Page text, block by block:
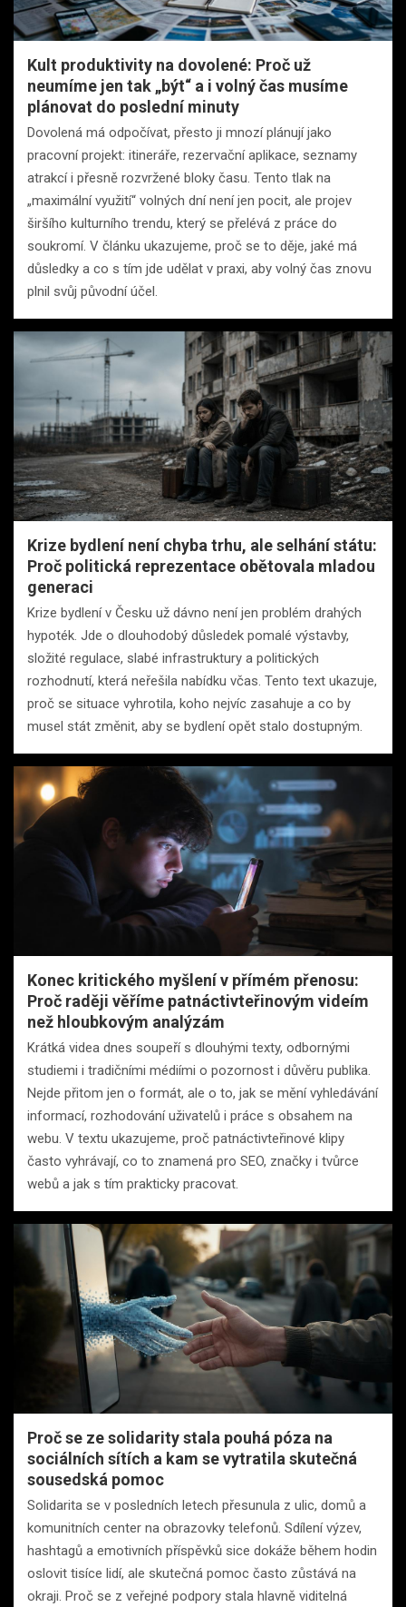
Kult produktivity na dovolené: Proč už
neumíme jen tak „být“ a i volný čas musíme
plánovat do poslední minuty
Dovolená má odpočívat, přesto ji mnozí plánují jako
pracovní projekt: itineráře, rezervační aplikace, seznamy
atrakcí i přesně rozvržené bloky času. Tento tlak na
„maximální využití“ volných dní není jen pocit, ale projev
širšího kulturního trendu, který se přelévá z práce do
soukromí. V článku ukazujeme, proč se to děje, jaké má
důsledky a co s tím jde udělat v praxi, aby volný čas znovu
plnil svůj původní účel.
Krize bydlení není chyba trhu, ale selhání státu:
Proč politická reprezentace obětovala mladou
generaci
Krize bydlení v Česku už dávno není jen problém drahých
hypoték. Jde o dlouhodobý důsledek pomalé výstavby,
složité regulace, slabé infrastruktury a politických
rozhodnutí, která neřešila nabídku včas. Tento text ukazuje,
proč se situace vyhrotila, koho nejvíc zasahuje a co by
musel stát změnit, aby se bydlení opět stalo dostupným.
Konec kritického myšlení v přímém přenosu:
Proč raději věříme patnáctivteřinovým videím
než hloubkovým analýzám
Krátká videa dnes soupeří s dlouhými texty, odbornými
studiemi i tradičními médiími o pozornost i důvěru publika.
Nejde přitom jen o formát, ale o to, jak se mění vyhledávání
informací, rozhodování uživatelů i práce s obsahem na
webu. V textu ukazujeme, proč patnáctivteřinové klipy
často vyhrávají, co to znamená pro SEO, značky i tvůrce
webů a jak s tím prakticky pracovat.
Proč se ze solidarity stala pouhá póza na
sociálních sítích a kam se vytratila skutečná
sousedská pomoc
Solidarita se v posledních letech přesunula z ulic, domů a
komunitních center na obrazovky telefonů. Sdílení výzev,
hashtagů a emotivních příspěvků sice dokáže během hodin
oslovit tisíce lidí, ale skutečná pomoc často zůstává na
okraji. Proč se z veřejné podpory stala hlavně viditelná